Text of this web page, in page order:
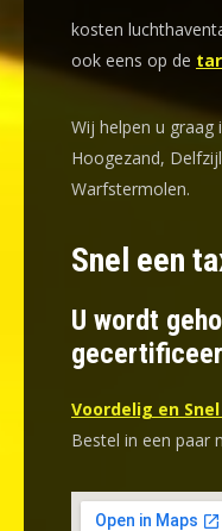
kosten
ook eens op de
Wij helpen u graag
Hoogezand,
Warfstermolen.
Snel een
U wordt
Voordelig en
Bestel in een paar